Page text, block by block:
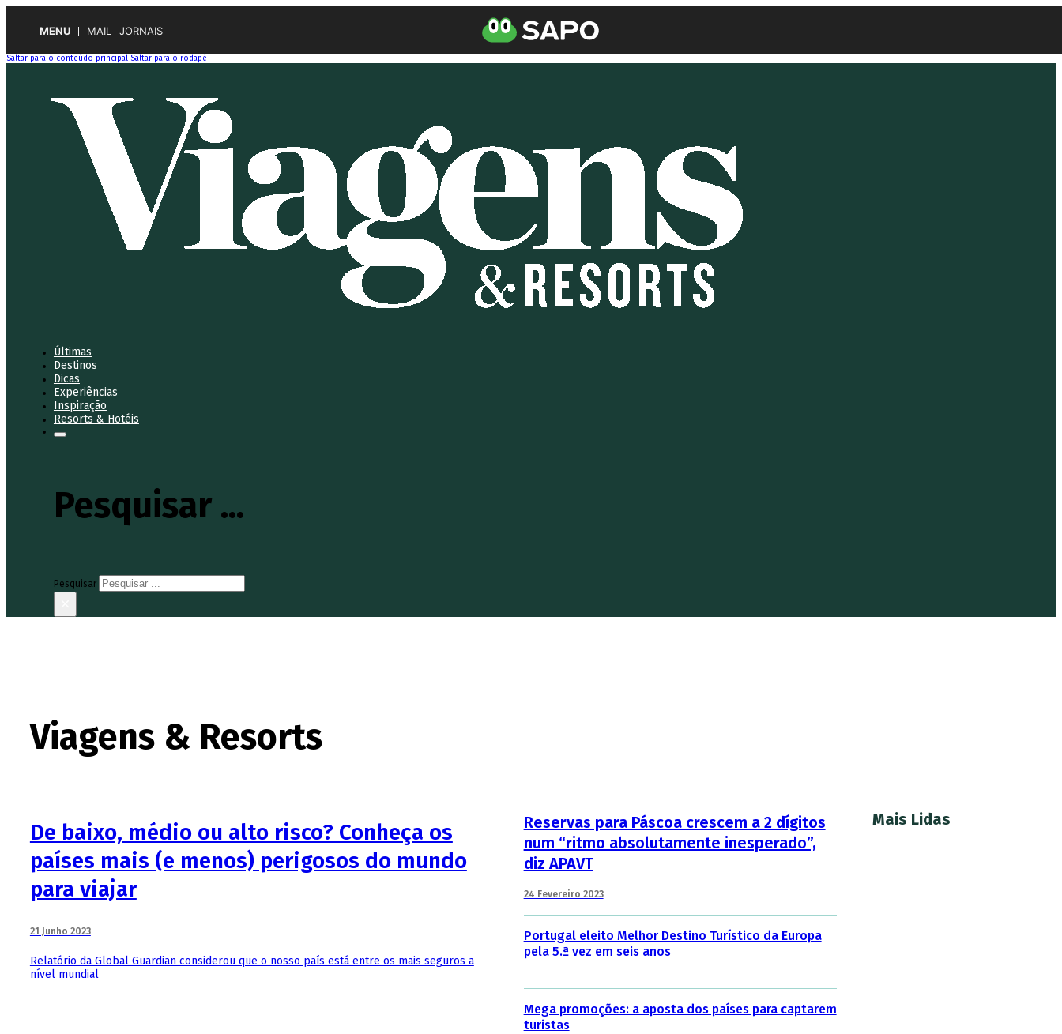
MENU MAIL JORNAIS
Saltar para o conteúdo principal Saltar para o rodapé
Últimas
Destinos
Dicas
Experiências
Inspiração
Resorts & Hotéis
Pesquisar ...
Pesquisar
Viagens & Resorts
De baixo, médio ou alto risco? Conheça os
países mais (e menos) perigosos do mundo
para viajar
21 Junho 2023
Relatório da Global Guardian considerou que o nosso país está entre os mais seguros a
nível mundial
Reservas para Páscoa crescem a 2 dígitos
num “ritmo absolutamente inesperado”,
diz APAVT
24 Fevereiro 2023
Portugal eleito Melhor Destino Turístico da Europa
pela 5.ª vez em seis anos
Mega promoções: a aposta dos países para captarem
turistas
Mais Lidas